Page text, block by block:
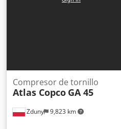
Zduny 9,823 km
Compresor de tornillo
Atlas Copco GA 45